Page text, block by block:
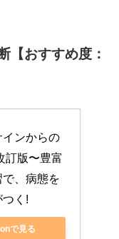
【おすすめ度：
ンからの
訂版〜豊富
、病態を
つく!
で見る